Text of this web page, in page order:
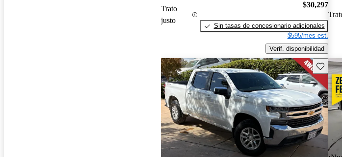
Trato
justo
$30,297
Sin tasas de concesionario adicionales
$595/mes est.
Verif. disponibilidad
Guarda